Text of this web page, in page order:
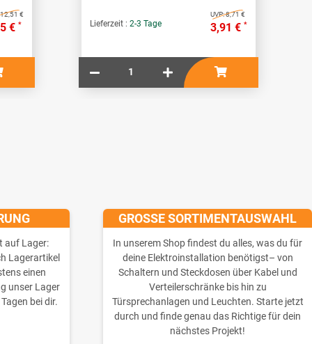
12,51 €
€ * Lieferzeit : 2-3 Tage
UVP:8,71 €
3,91 € *
auf Lager:
Lagerartikel
einen
unser Lager
bei dir.
GROSSE SORTIMENTAUSWAHL
In unserem Shop findest du alles, was du für
deine Elektroinstallation benötigst– von
Schaltern und Steckdosen über Kabel und
Verteilerschränke bis hin zu
Türsprechanlagen und Leuchten. Starte jetzt
durch und finde genau das Richtige für dein
nächstes Projekt!